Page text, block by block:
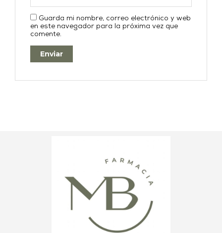
Guarda mi nombre, correo electrónico y web
en este navegador para la próxima vez que
comente.